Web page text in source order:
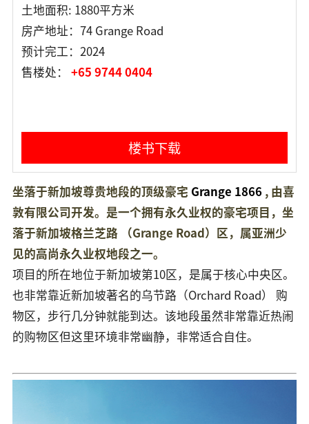
土地面积: 1880平方米
房产地址：74 Grange Road
预计完工：2024
售楼处： +65 9744 0404
楼书下载
坐落于新加坡尊贵地段的顶级豪宅 Grange 1866, 由喜
敦有限公司开发。是一个拥有永久业权的豪宅项目，坐
落于新加坡格兰芝路 （Grange Road）区，属亚洲少
见的高尚永久业权地段之一。
项目的所在地位于新加坡第10区，是属于核心中央区。
也非常靠近新加坡著名的乌节路（Orchard Road） 购
物区，步行几分钟就能到达。该地段虽然非常靠近热闹
的购物区但这里环境非常幽静，非常适合自住。